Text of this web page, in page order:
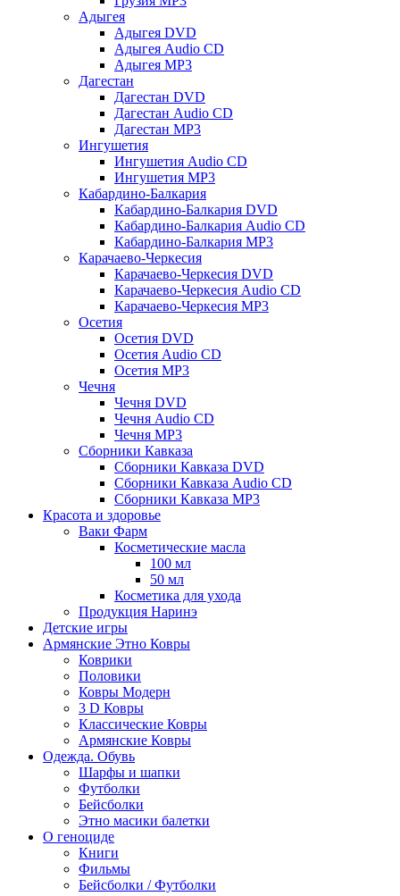
Адыгея
Адыгея DVD
Адыгея Audio CD
Адыгея MP3
Дагестан
Дагестан DVD
Дагестан Audio CD
Дагестан MP3
Ингушетия
Ингушетия Audio CD
Ингушетия MP3
Кабардино-Балкария
Кабардино-Балкария DVD
Кабардино-Балкария Audio CD
Кабардино-Балкария MP3
Карачаево-Черкесия
Карачаево-Черкесия DVD
Карачаево-Черкесия Audio CD
Карачаево-Черкесия MP3
Осетия
Осетия DVD
Осетия Audio CD
Осетия MP3
Чечня
Чечня DVD
Чечня Audio CD
Чечня MP3
Сборники Кавказа
Сборники Кавказа DVD
Сборники Кавказа Audio CD
Сборники Кавказа MP3
Красота и здоровье
Ваки Фарм
Косметические масла
100 мл
50 мл
Косметика для ухода
Продукция Наринэ
Детские игры
Армянские Этно Ковры
Коврики
Половики
Ковры Модерн
3 D Ковры
Классические Ковры
Армянские Ковры
Одежда. Обувь
Шарфы и шапки
Футболки
Бейсболки
Этно масики балетки
О геноциде
Книги
Фильмы
Бейсболки / Футболки